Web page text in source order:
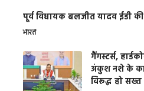
पूर्व विधायक बलजीत यादव ईडी
भारत
गैंगस्टर्स,
अंकुश नशे के
विरूद्ध हो